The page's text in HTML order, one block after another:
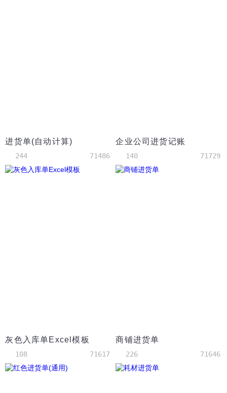
进货单(自动计算)
244 71486
企业公司进货记账
140 71729
灰色入库单Excel模板
108 71617
商铺进货单
226 71646